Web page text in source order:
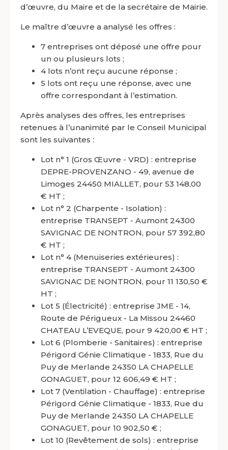
d’œuvre, du Maire et de la secrétaire de Mairie.
Le maître d’œuvre a analysé les offres :
7 entreprises ont déposé une offre pour
un ou plusieurs lots ;
4 lots n’ont reçu aucune réponse ;
5 lots ont reçu une réponse, avec une
offre correspondant à l’estimation.
Après analyses des offres, les entreprises
retenues à l’unanimité par le Conseil Municipal
sont les suivantes :
Lot n° 1 (Gros Œuvre - VRD) : entreprise
DEPRE-PROVENZANO - 49, avenue de
Limoges 24450 MIALLET, pour 53 148,00
€ HT ;
Lot n° 2 (Charpente - Isolation) :
entreprise TRANSEPT - Aumont 24300
SAVIGNAC DE NONTRON, pour 57 392,80
€ HT ;
Lot n° 4 (Menuiseries extérieures) :
entreprise TRANSEPT - Aumont 24300
SAVIGNAC DE NONTRON, pour 11 130,50 €
HT ;
Lot 5 (Électricité) : entreprise JME - 14,
Route de Périgueux - La Missou 24460
CHATEAU L’EVEQUE, pour 9 420,00 € HT ;
Lot 6 (Plomberie - Sanitaires) : entreprise
Périgord Génie Climatique - 1833, Rue du
Puy de Merlande 24350 LA CHAPELLE
GONAGUET, pour 12 606,49 € HT ;
Lot 7 (Ventilation - Chauffage) : entreprise
Périgord Génie Climatique - 1833, Rue du
Puy de Merlande 24350 LA CHAPELLE
GONAGUET, pour 10 902,50 € ;
Lot 10 (Revêtement de sols) : entreprise